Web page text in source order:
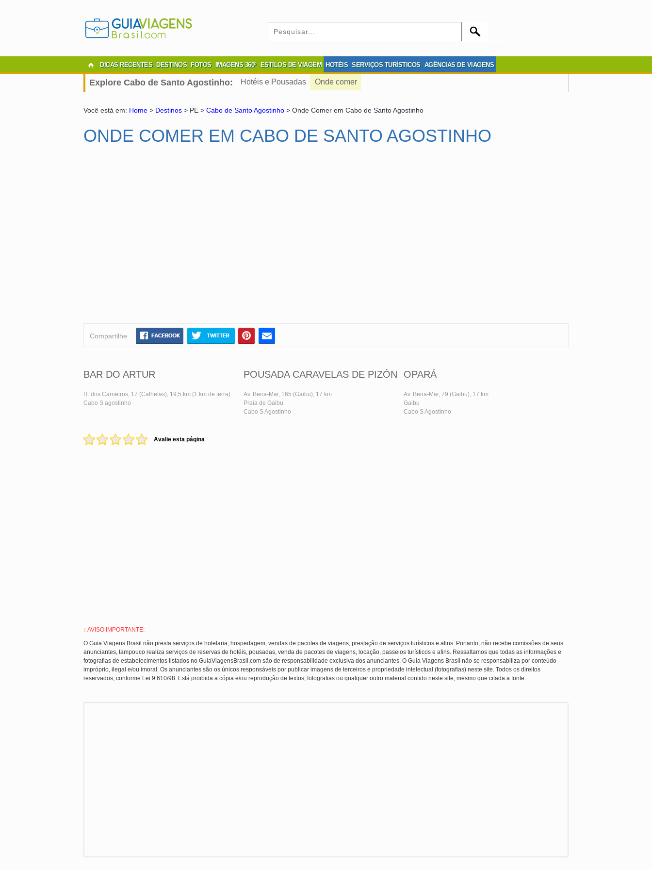
DICAS RECENTES DESTINOS FOTOS IMAGENS 360º ESTILOS DE VIAGEM HOTÉIS SERVIÇOS TURÍSTICOS AGÊNCIAS DE VIAGENS
Explore Cabo de Santo Agostinho: Hotéis e Pousadas Onde comer
Você está em: Home > Destinos > PE > Cabo de Santo Agostinho > Onde Comer em Cabo de Santo Agostinho
ONDE COMER EM CABO DE SANTO AGOSTINHO
Compartilhe
BAR DO ARTUR
R. dos Carneiros, 17 (Calhetas), 19,5 km (1 km de terra)
Cabo S agostinho
POUSADA CARAVELAS DE PIZÓN
Av. Beira-Mar, 165 (Gaibu), 17 km
Praia de Gaibu
Cabo S Agostinho
OPARÁ
Av. Beira-Mar, 79 (Gaibu), 17 km
Gaibu
Cabo S Agostinho
Avalie esta página
↓ AVISO IMPORTANTE:
O Guia Viagens Brasil não presta serviços de hotelaria, hospedagem, vendas de pacotes de viagens, prestação de serviços turísticos e afins. Portanto, não recebe comissões de seus
anunciantes, tampouco realiza serviços de reservas de hotéis, pousadas, venda de pacotes de viagens, locação, passeios turísticos e afins. Ressaltamos que todas as informações e
fotografias de estabelecimentos listados no GuiaViagensBrasil.com são de responsabilidade exclusiva dos anunciantes. O Guia Viagens Brasil não se responsabiliza por conteúdo
impróprio, ilegal e/ou imoral. Os anunciantes são os únicos responsáveis por publicar imagens de terceiros e propriedade intelectual (fotografias) neste site. Todos os direitos
reservados, conforme Lei 9.610/98. Está proibida a cópia e/ou reprodução de textos, fotografias ou qualquer outro material contido neste site, mesmo que citada a fonte.